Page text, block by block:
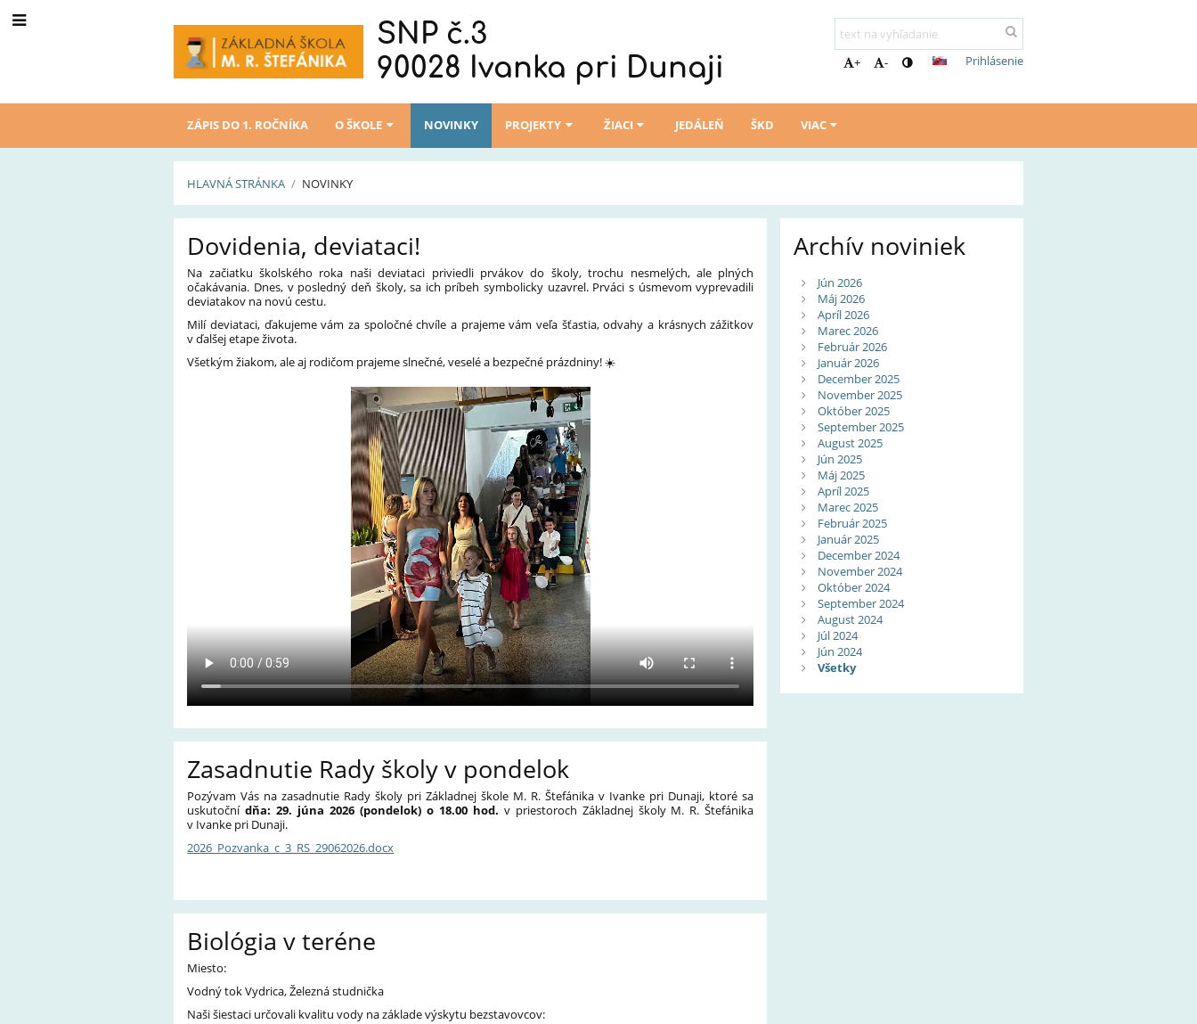
SNP č.3
90028 Ivanka pri Dunaji
+ - Prihlásenie
ZÁPIS DO 1. ROČNÍKA O ŠKOLE NOVINKY PROJEKTY ŽIACI JEDÁLEŇ ŠKD VIAC
HLAVNÁ STRÁNKA / NOVINKY
Novinky
Dovidenia, deviataci!
Na začiatku školského roka naši deviataci priviedli prvákov do školy, trochu nesmelých, ale plných
očakávania. Dnes, v posledný deň školy, sa ich príbeh symbolicky uzavrel. Prváci s úsmevom vyprevadili
deviatakov na novú cestu.
Milí deviataci, ďakujeme vám za spoločné chvíle a prajeme vám veľa šťastia, odvahy a krásnych zážitkov
v ďalšej etape života.
Všetkým žiakom, ale aj rodičom prajeme slnečné, veselé a bezpečné prázdniny! ☀️
Zasadnutie Rady školy v pondelok
Pozývam Vás na zasadnutie Rady školy pri Základnej škole M. R. Štefánika v Ivanke pri Dunaji, ktoré sa
uskutočnídňa: 29. júna 2026 (pondelok) o 18.00 hod. v priestoroch Základnej školy M. R. Štefánika
v Ivanke pri Dunaji.
2026_Pozvanka_c_3_RS_29062026.docx
Biológia v teréne
Miesto:
Vodný tok Vydrica, Železná studnička
Naši šiestaci určovali kvalitu vody na základe výskytu bezstavovcov:
Archív noviniek
Jún 2026
Máj 2026
Apríl 2026
Marec 2026
Február 2026
Január 2026
December 2025
November 2025
Október 2025
September 2025
August 2025
Jún 2025
Máj 2025
Apríl 2025
Marec 2025
Február 2025
Január 2025
December 2024
November 2024
Október 2024
September 2024
August 2024
Júl 2024
Jún 2024
Všetky